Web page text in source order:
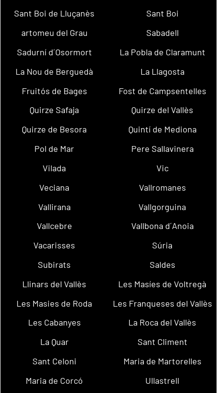
Sant Boi de Lluçanès
Sant Boi
artomeu del Grau
Sabadell
Sadurní d´Osormort
La Pobla de Claramunt
La Nou de Berguedà
La Llagosta
Fruitós de Bages
Fost de Campsentelles
Quirze Safaja
Quirze del Vallès
Quirze de Besora
Quintí de Mediona
Pol de Mar
Pere Sallavinera
Vilada
Vic
Veciana
Vallromanes
Vallirana
Vallgorguina
Vallcebre
Vallbona d´Anoia
Vacarisses
Súria
Subirats
Saldes
Llinars del Vallès
Les Masíes de Voltregà
Les Masies de Roda
Les Franqueses del Vallès
Les Cabanyes
La Roca del Vallès
La Quar
Sant Climent
Sant Celoni
Maria de Martorelles
Maria de Corcó
Ullastrell